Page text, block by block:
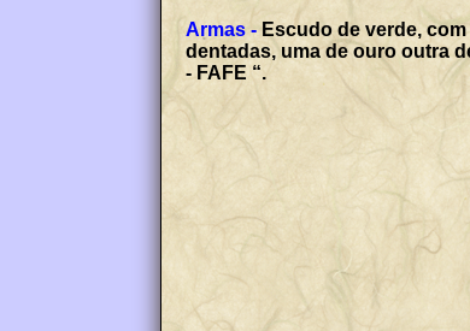
Armas - Escudo de verde,
dentadas, uma de ouro outra
- FAFE “.